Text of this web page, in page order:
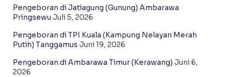
Pengeboran di Jatiagung (Gunung) Ambarawa
Pringsewu Juli 5, 2026
Pengeboran di TPI Kuala (Kampung Nelayan Merah
Putih) Tanggamus Juni 19, 2026
Pengeboran di Ambarawa Timur (Kerawang) Juni 6,
2026